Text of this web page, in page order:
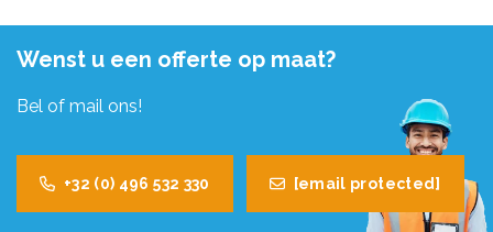
Wenst u een offerte op maat?
Bel of mail ons!
+32 (0) 496 532 330 [email protected]